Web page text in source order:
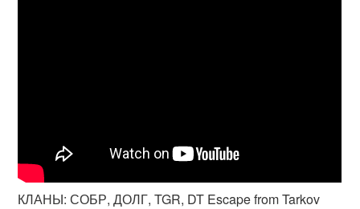
КЛАНЫ: СОБР, ДОЛГ, TGR, DT Escape from Tarkov